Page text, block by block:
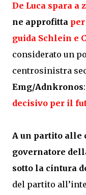
De Luca spara a
ne approfitta
guida Schlein e
considerato un
centrosinistra
Emg/Adnkronos:
decisivo per il
A un partito alle
governatore
sotto la cintura
del partito